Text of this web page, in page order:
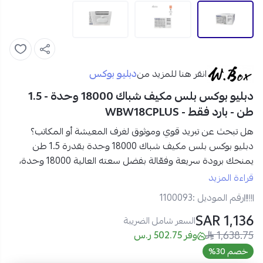
انقر هنا للمزيد مندبليو بوكس
دبليو بوكس بلس مكيف شباك 18000 وحدة - 1.5
طن - بارد فقط - WBW18CPLUS
هل تبحث عن تبريد قوي وموثوق لغرف المعيشة أو المكاتب؟
دبليو بوكس بلس مكيف شباك 18000 وحدة بقدرة 1.5 طن
يمنحك برودة سريعة وفعّالة
بفضل سعته العالية 18000 وحدة،
مع أداء ثابت واقتصادي في استهلاك الطاقة، ليحافظ على راحتك
طوال الصيف دون عناء.
السعودية:
العلامة التجارية:
قراءة المزيد
رقم الموديل :1100093
1,136 SAR السعر شامل الضريبة
1,638.75 وفر 502.75 ر.س
خصم 30%